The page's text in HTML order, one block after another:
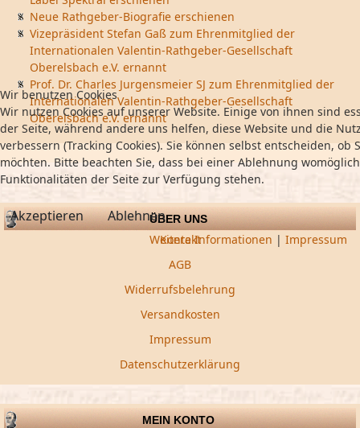
Neue Rathgeber-Biografie erschienen
Vizepräsident Stefan Gaß zum Ehrenmitglied der
Internationalen Valentin-Rathgeber-Gesellschaft
Oberelsbach e.V. ernannt
Prof. Dr. Charles Jurgensmeier SJ zum Ehrenmitglied der
Internationalen Valentin-Rathgeber-Gesellschaft
Oberelsbach e.V. ernannt
ÜBER UNS
Kontakt
AGB
Widerrufsbelehrung
Versandkosten
Impressum
Datenschutzerklärung
MEIN KONTO
Wir benutzen Cookies
Wir nutzen Cookies auf unserer Website. Einige von ihnen sind
der Seite, während andere uns helfen, diese Website und die
verbessern (Tracking Cookies). Sie können selbst entscheiden, ob
möchten. Bitte beachten Sie, dass bei einer Ablehnung
Funktionalitäten der Seite zur Verfügung stehen.
Akzeptieren Ablehnen
Weitere Informationen | Impressum